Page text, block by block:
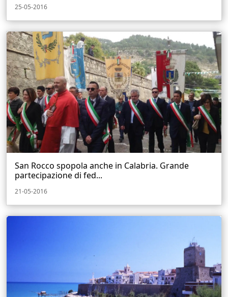
25-05-2016
San Rocco spopola anche in Calabria. Grande
partecipazione di fed...
21-05-2016